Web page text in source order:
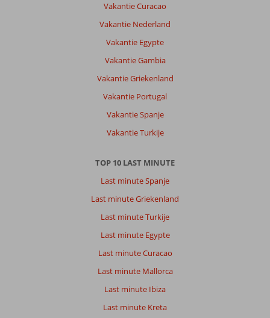
Vakantie Curacao
Vakantie Nederland
Vakantie Egypte
Vakantie Gambia
Vakantie Griekenland
Vakantie Portugal
Vakantie Spanje
Vakantie Turkije
TOP 10 LAST MINUTE
Last minute Spanje
Last minute Griekenland
Last minute Turkije
Last minute Egypte
Last minute Curacao
Last minute Mallorca
Last minute Ibiza
Last minute Kreta